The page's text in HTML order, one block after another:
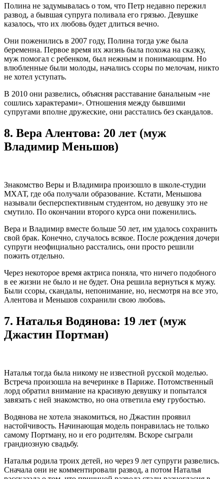
Полина не задумывалась о том, что Петр недавно пережил
развод, а бывшая супруга поливала его грязью. Девушке
казалось, что их любовь будет длиться вечно.
Они поженились в 2007 году, Полина тогда уже была
беременна. Первое время их жизнь была похожа на сказку,
муж помогал с ребенком, был нежным и понимающим. Но
влюбленные были молоды, начались ссоры по мелочам, никто
не хотел уступать.
В 2010 они развелись, объясняя расставание банальным «не
сошлись характерами». Отношения между бывшими
супругами вполне дружеские, они расстались без скандалов.
8. Вера Алентова: 20 лет (муж
Владимир Меньшов)
Знакомство Веры и Владимира произошло в школе-студии
МХАТ, где оба получали образование. Кстати, Меньшова
называли бесперспективным студентом, но девушку это не
смутило. По окончании второго курса они поженились.
Вера и Владимир вместе больше 50 лет, им удалось сохранить
свой брак. Конечно, случалось всякое. После рождения дочери
супруги неофициально расстались, они просто решили
пожить отдельно.
Через некоторое время актриса поняла, что ничего подобного
в ее жизни не было и не будет. Она решила вернуться к мужу.
Были ссоры, скандалы, непонимание, но, несмотря на все это,
Алентова и Меньшов сохранили свою любовь.
7. Наталья Водянова: 19 лет (муж
Джастин Портман)
Наталья тогда была никому не известной русской моделью.
Встреча произошла на вечеринке в Париже. Потомственный
лорд обратил внимание на красивую девушку и попытался
завязать с ней знакомство, но она ответила ему грубостью.
Водянова не хотела знакомиться, но Джастин проявил
настойчивость. Начинающая модель понравилась не только
самому Портману, но и его родителям. Вскоре сыграли
грандиозную свадьбу.
Наталья родила троих детей, но через 9 лет супруги развелись.
Сначала они не комментировали развод, а потом Наталья